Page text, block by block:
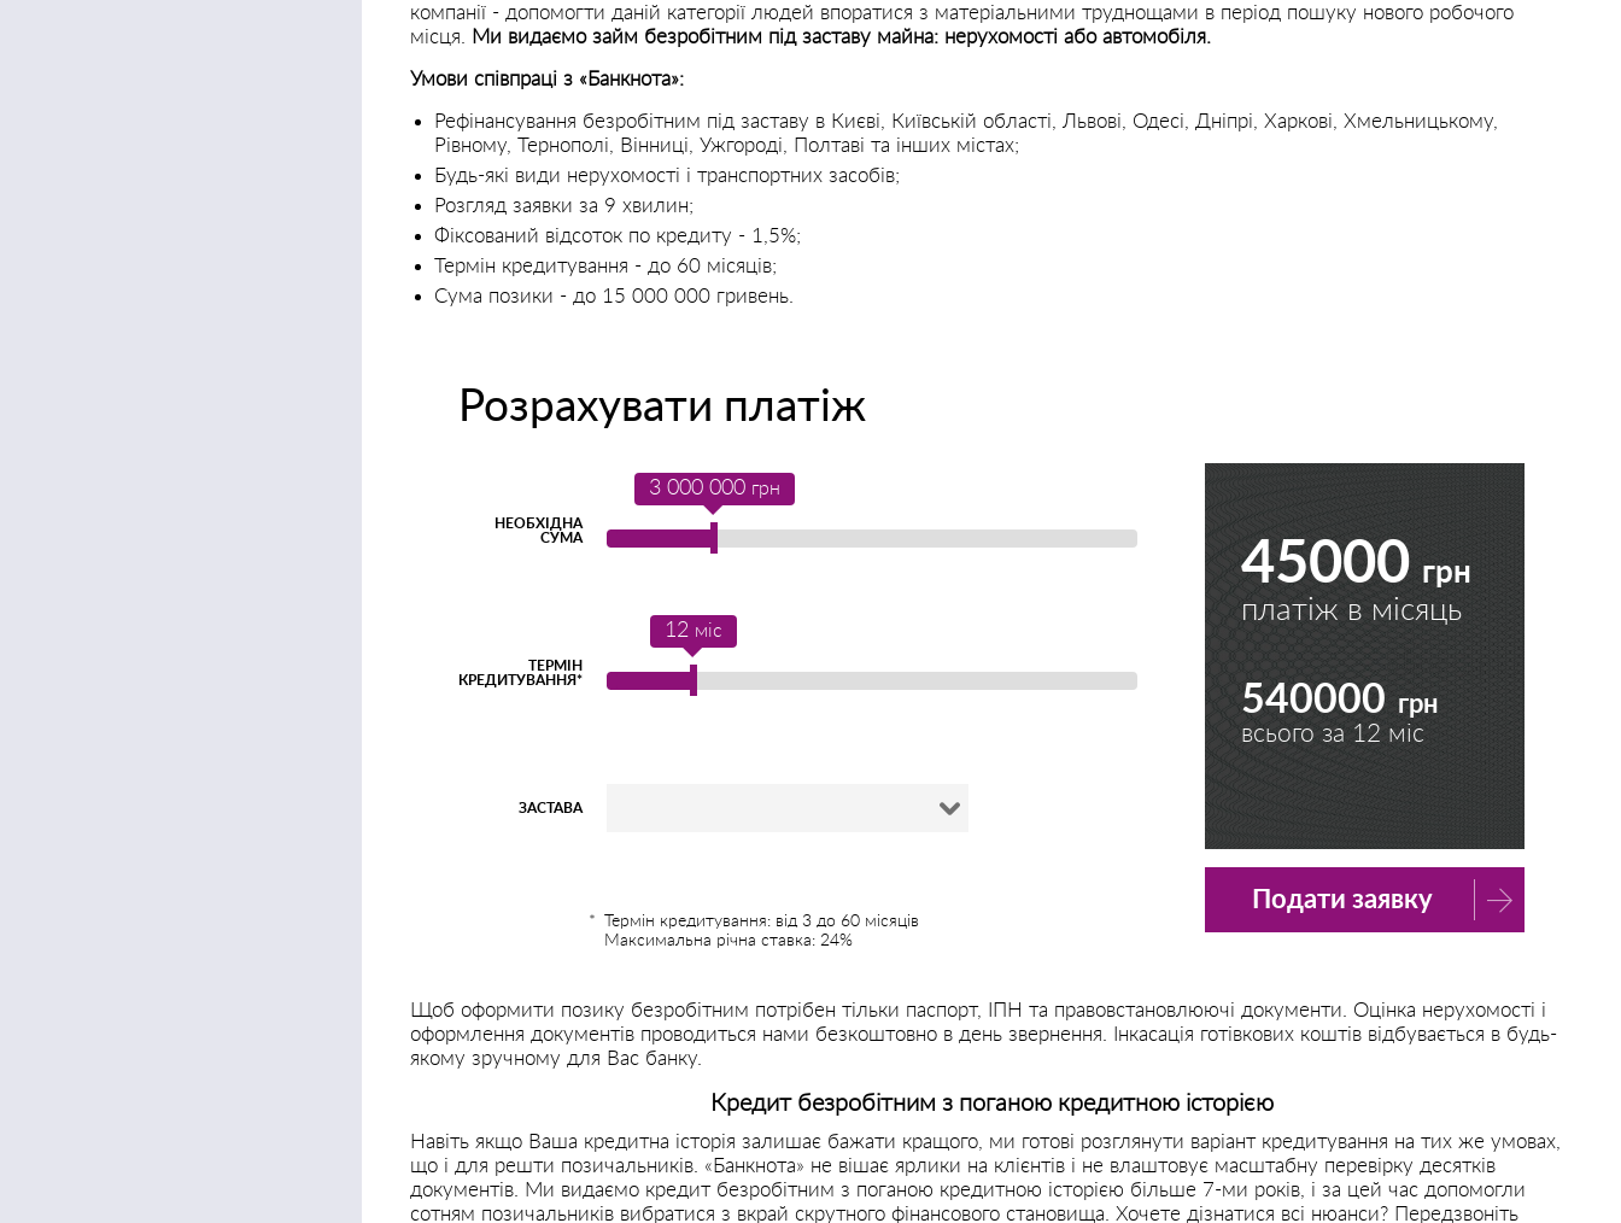
компанії - допомогти даній категорії людей впоратися з матеріальними труднощами в період пошуку нового робочого
місця.
Ми видаємо займ безробітним під заставу майна: нерухомості або автомобіля.
Умови співпраці з «Банкнота»:
Рефінансування безробітним під заставу в Києві, Київській області, Львові, Одесі, Дніпрі, Харкові, Хмельницькому,
Рівному, Тернополі, Вінниці, Ужгороді, Полтаві та інших містах;
Будь-які види нерухомості і транспортних засобів;
Розгляд заявки за 9 хвилин;
Фіксований відсоток по кредиту - 1,5%;
Термін кредитування - до 60 місяців;
Сума позики - до 15 000 000 гривень.
Розрахувати платіж
НЕОБХІДНА
СУМА
3 000 000 грн
ТЕРМІН
КРЕДИТУВАННЯ*
12 міс
ЗАСТАВА
Термін кредитування: від 3 до 60 місяців
Максимальна річна ставка: 24%
45000 грн
платіж в місяць
540000 грн
всього за 12 міс
Подати заявку
Щоб оформити позику безробітним потрібен тільки паспорт, ІПН та правовстановлюючі документи. Оцінка нерухомості і
оформлення документів проводиться нами безкоштовно в день звернення. Інкасація готівкових коштів відбувається в будь-
якому зручному для Вас банку.
Кредит безробітним з поганою кредитною історією
Навіть якщо Ваша кредитна історія залишає бажати кращого, ми готові розглянути варіант кредитування на тих же умовах,
що і для решти позичальників. «Банкнота» не вішає ярлики на клієнтів і не влаштовує масштабну перевірку десятків
документів. Ми видаємо кредит безробітним з поганою кредитною історією більше 7-ми років, і за цей час допомогли
сотням позичальників вибратися з вкрай скрутного фінансового становища. Хочете дізнатися всі нюанси? Передзвоніть